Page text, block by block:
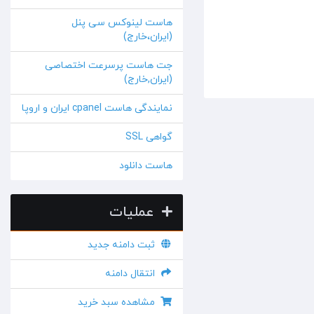
هاست لینوکس سی پنل
(ایران،خارج)
جت هاست پرسرعت اختصاصی
(ایران,خارج)
نمایندگی هاست cpanel ایران و اروپا
گواهی SSL
هاست دانلود
عملیات
ثبت دامنه جدید
انتقال دامنه
مشاهده سبد خرید